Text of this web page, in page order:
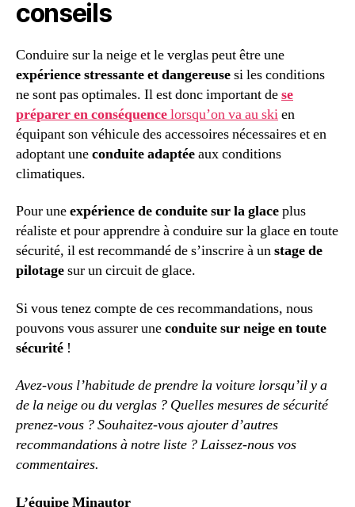
conseils
Conduire sur la neige et le verglas peut être une
expérience stressante et dangereusesi les conditions
ne sont pas optimales. Il est donc important dese
préparer en conséquencelorsqu’on va au skien
équipant son véhicule des accessoires nécessaires et en
adoptant uneconduite adaptéeaux conditions
climatiques.
Pour uneexpérience de conduite sur la glaceplus
réaliste et pour apprendre à conduire sur la glace en toute
sécurité, il est recommandé de s’inscrire à unstage de
pilotagesur un circuit de glace.
Si vous tenez compte de ces recommandations, nous
pouvons vous assurer uneconduite sur neige en toute
sécurité !
Avez-vous l’habitude de prendre la voiture lorsqu’il y a
de la neige ou du verglas ? Quelles mesures de sécurité
prenez-vous ? Souhaitez-vous ajouter d’autres
recommandations à notre liste ? Laissez-nous vos
commentaires.
L’équipe Minautor